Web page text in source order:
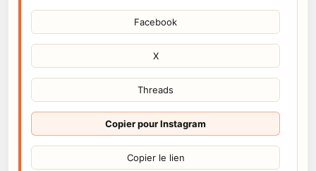
Facebook
X
Threads
Copier pour Instagram
Copier le lien